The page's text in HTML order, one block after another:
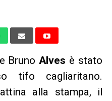
BrunoAlves è stato
tifo cagliaritano.
alla stampa, il